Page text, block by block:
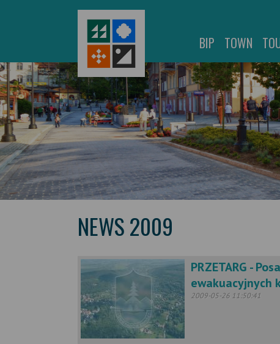
BIP TOWN
NEWS 2009
PRZETARG -
ewakuacyjnych
2009-05-26 11:50:41